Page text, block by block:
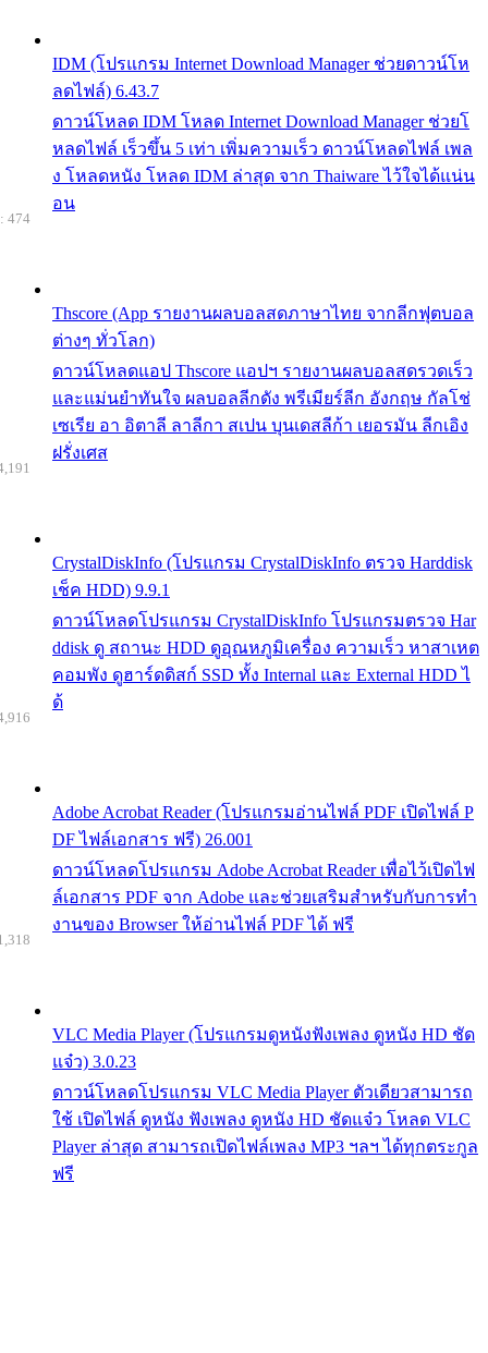
IDM (โปรแกรม Internet Download Manager ช่วยดาวน์โห
ลดไฟล์) 6.43.7
ดาวน์โหลด IDM โหลด Internet Download Manager ช่วยโ
หลดไฟล์ เร็วขึ้น 5 เท่า เพิ่มความเร็ว ดาวน์โหลดไฟล์ เพล
ง โหลดหนัง โหลด IDM ล่าสุด จาก Thaiware ไว้ใจได้แน่น
อน
Thscore (App รายงานผลบอลสดภาษาไทย จากลีกฟุตบอล
ต่างๆ ทั่วโลก)
ดาวน์โหลดแอป Thscore แอปฯ รายงานผลบอลสดรวดเร็ว
และแม่นยำทันใจ ผลบอลลีกดัง พรีเมียร์ลีก อังกฤษ กัลโช่
เซเรีย อา อิตาลี ลาลีกา สเปน บุนเดสลีก้า เยอรมัน ลีกเอิง
ฝรั่งเศส
474
CrystalDiskInfo (โปรแกรม CrystalDiskInfo ตรวจ Harddisk
เช็ค HDD) 9.9.1
ดาวน์โหลดโปรแกรม CrystalDiskInfo โปรแกรมตรวจ Har
ddisk ดู สถานะ HDD ดูอุณหภูมิเครื่อง ความเร็ว หาสาเหต
คอมพัง ดูฮาร์ดดิสก์ SSD ทั้ง Internal และ External HDD ไ
ด้
Adobe Acrobat Reader (โปรแกรมอ่านไฟล์ PDF เปิดไฟล์ P
DF ไฟล์เอกสาร ฟรี) 26.001
ดาวน์โหลดโปรแกรม Adobe Acrobat Reader เพื่อไว้เปิดไฟ
ล์เอกสาร PDF จาก Adobe และช่วยเสริมสำหรับกับการทำ
งานของ Browser ให้อ่านไฟล์ PDF ได้ ฟรี
VLC Media Player (โปรแกรมดูหนังฟังเพลง ดูหนัง HD ชัด
แจ๋ว) 3.0.23
ดาวน์โหลดโปรแกรม VLC Media Player ตัวเดียวสามารถ
ใช้ เปิดไฟล์ ดูหนัง ฟังเพลง ดูหนัง HD ชัดแจ๋ว โหลด VLC
Player ล่าสุด สามารถเปิดไฟล์เพลง MP3 ฯลฯ ได้ทุกตระกูล
ฟรี